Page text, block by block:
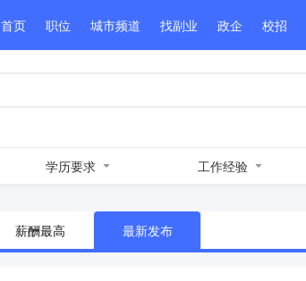
首页 职位 城市频道 找副业 政企 校招
学历要求 工作经验
薪酬最高 最新发布